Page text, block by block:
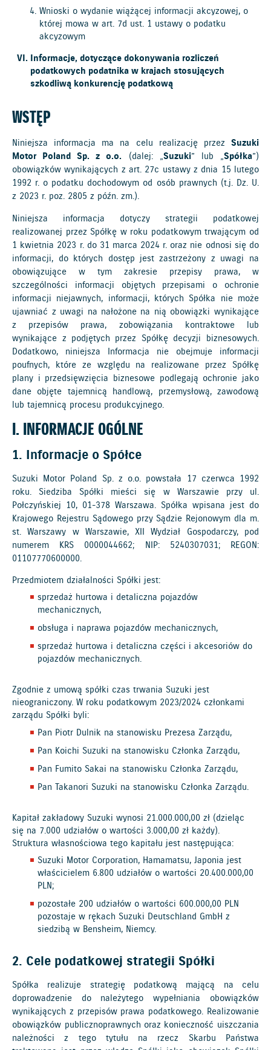
Wnioski o wydanie wiążącej informacji akcyzowej, o
której mowa w art. 7d ust. 1 ustawy o podatku
akcyzowym
Informacje, dotyczące dokonywania rozliczeń
podatkowych podatnika w krajach stosujących
szkodliwą konkurencję podatkową
WSTĘP
Niniejsza informacja ma na celu realizację przez Suzuki
Motor Poland Sp. z o.o. (dalej: „Suzuki” lub „Spółka”)
obowiązków wynikających z art. 27c ustawy z dnia 15 lutego
1992 r. o podatku dochodowym od osób prawnych (t.j. Dz. U.
z 2023 r. poz. 2805 z późn. zm.).
Niniejsza informacja dotyczy strategii podatkowej
realizowanej przez Spółkę w roku podatkowym trwającym od
1 kwietnia 2023 r. do 31 marca 2024 r. oraz nie odnosi się do
informacji, do których dostęp jest zastrzeżony z uwagi na
obowiązujące w tym zakresie przepisy prawa, w
szczególności informacji objętych przepisami o ochronie
informacji niejawnych, informacji, których Spółka nie może
ujawniać z uwagi na nałożone na nią obowiązki wynikające
z przepisów prawa, zobowiązania kontraktowe lub
wynikające z podjętych przez Spółkę decyzji biznesowych.
Dodatkowo, niniejsza Informacja nie obejmuje informacji
poufnych, które ze względu na realizowane przez Spółkę
plany i przedsięwzięcia biznesowe podlegają ochronie jako
dane objęte tajemnicą handlową, przemysłową, zawodową
lub tajemnicą procesu produkcyjnego.
I. INFORMACJE OGÓLNE
1. Informacje o Spółce
Suzuki Motor Poland Sp. z o.o. powstała 17 czerwca 1992
roku. Siedziba Spółki mieści się w Warszawie przy ul.
Połczyńskiej 10, 01-378 Warszawa. Spółka wpisana jest do
Krajowego Rejestru Sądowego przy Sądzie Rejonowym dla m.
st. Warszawy w Warszawie, XII Wydział Gospodarczy, pod
numerem KRS 0000044662; NIP: 5240307031; REGON:
01107770600000.
Przedmiotem działalności Spółki jest:
sprzedaż hurtowa i detaliczna pojazdów
mechanicznych,
obsługa i naprawa pojazdów mechanicznych,
sprzedaż hurtowa i detaliczna części i akcesoriów do
pojazdów mechanicznych.
Zgodnie z umową spółki czas trwania Suzuki jest
nieograniczony. W roku podatkowym 2023/2024 członkami
zarządu Spółki byli:
Pan Piotr Dulnik na stanowisku Prezesa Zarządu,
Pan Koichi Suzuki na stanowisku Członka Zarządu,
Pan Fumito Sakai na stanowisku Członka Zarządu,
Pan Takanori Suzuki na stanowisku Członka Zarządu.
Kapitał zakładowy Suzuki wynosi 21.000.000,00 zł (dzieląc
się na 7.000 udziałów o wartości 3.000,00 zł każdy).
Struktura własnościowa tego kapitału jest następująca:
Suzuki Motor Corporation, Hamamatsu, Japonia jest
właścicielem 6.800 udziałów o wartości 20.400.000,00
PLN;
pozostałe 200 udziałów o wartości 600.000,00 PLN
pozostaje w rękach Suzuki Deutschland GmbH z
siedzibą w Bensheim, Niemcy.
2. Cele podatkowej strategii Spółki
Spółka realizuje strategię podatkową mającą na celu
doprowadzenie do należytego wypełniania obowiązków
wynikających z przepisów prawa podatkowego. Realizowanie
obowiązków publicznoprawnych oraz konieczność uiszczania
należności z tego tytułu na rzecz Skarbu Państwa